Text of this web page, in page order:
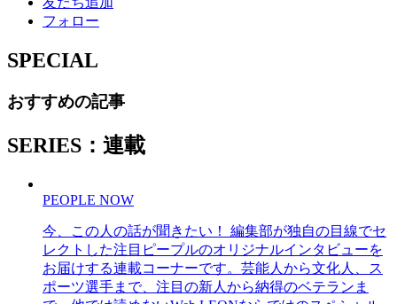
フォロー
SPECIAL
おすすめの記事
SERIES：連載
PEOPLE NOW
今、この人の話が聞きたい！ 編集部が独自の目線でセ
レクトした注目ピープルのオリジナルインタビューを
お届けする連載コーナーです。芸能人から文化人、ス
ポーツ選手まで、注目の新人から納得のベテランま